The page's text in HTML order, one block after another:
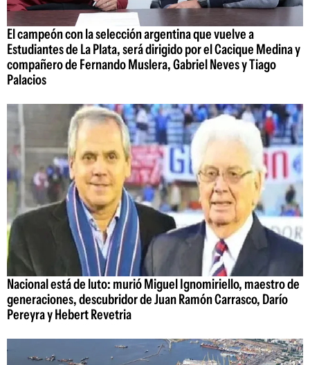
El campeón con la selección argentina que vuelve a
Estudiantes de La Plata, será dirigido por el Cacique Medina y
compañero de Fernando Muslera, Gabriel Neves y Tiago
Palacios
Nacional está de luto: murió Miguel Ignomiriello, maestro de
generaciones, descubridor de Juan Ramón Carrasco, Darío
Pereyra y Hebert Revetria